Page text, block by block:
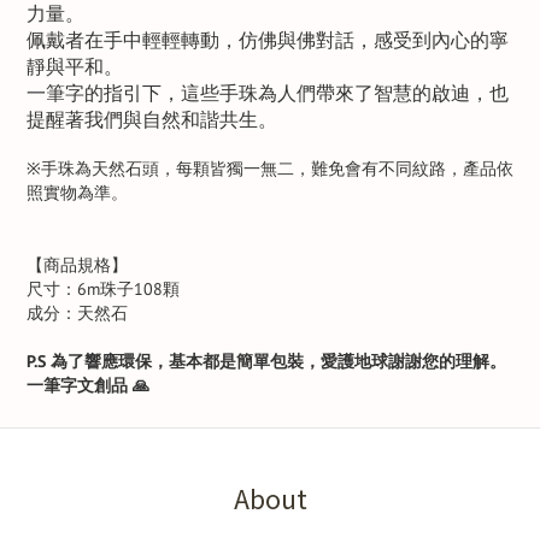
力量。
佩戴者在手中輕輕轉動，仿佛與佛對話，感受到內心的寧
靜與平和。
一筆字的指引下，這些手珠為人們帶來了智慧的啟迪，也
提醒著我們與自然和諧共生。
※手珠為天然石頭，每顆皆獨一無二，難免會有不同紋路，產品依
照實物為準。
【商品規格】
尺寸：6m珠子108顆
成分：天然石
P.S 為了響應環保，基本都是簡單包裝，愛護地球謝謝您的理解。
一筆字文創品 🙏
About